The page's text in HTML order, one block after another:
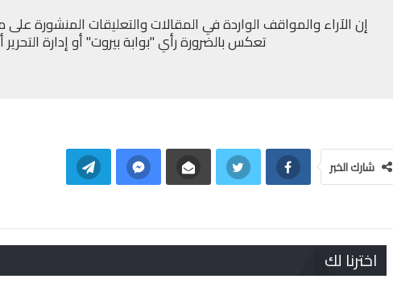
إن الآراء والمواقف الواردة في المقالات والتعليقات المنشورة على
تعكس بالضرورة رأي "بوابة بيروت" أو إدارة التحرير
شارك الخبر
اخترنا لك